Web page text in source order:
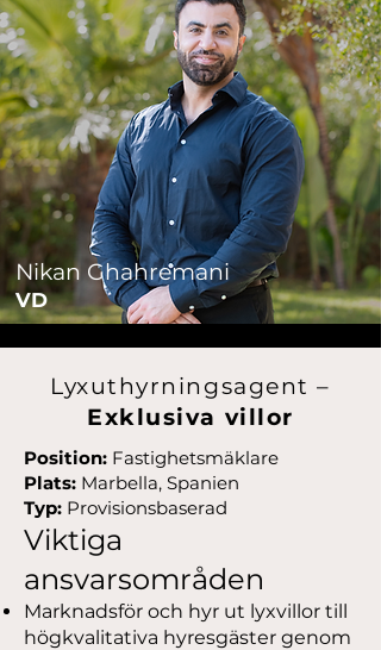
Nikan Ghahremani
VD
Lyxuthyrningsagent –
Exklusiva villor
Position: Fastighetsmäklare
Plats: Marbella, Spanien
Typ: Provisionsbaserad
Viktiga
ansvarsområden
Marknadsför och hyr ut lyxvillor till
högkvalitativa hyresgäster genom